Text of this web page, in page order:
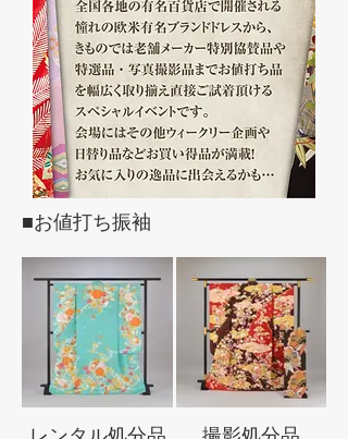
■お値打ち振袖